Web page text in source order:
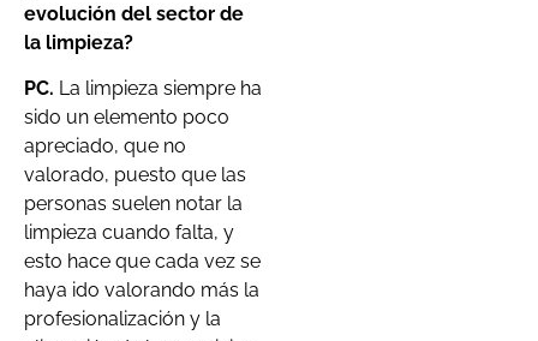
evolución del sector de
la limpieza?
PC. La limpieza siempre ha
sido un elemento poco
apreciado, que no
valorado, puesto que las
personas suelen notar la
limpieza cuando falta, y
esto hace que cada vez se
haya ido valorando más la
profesionalización y la